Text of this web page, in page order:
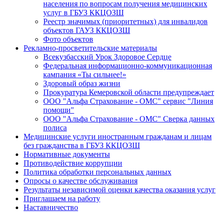
населения по вопросам получения медицинских
услуг в ГБУЗ ККЦОЗШ
Реестр значимых (приоритетных) для инвалидов
объектов ГАУЗ ККЦОЗШ
Фото объектов
Рекламно-просветительские материалы
Всекузбасский Урок Здоровое Сердце
Федеральная информационно-коммуникационная
кампания «Ты сильнее!»
Здоровый образ жизни
Прокуратура Кемеровской области предупреждает
ООО "Альфа Страхование - ОМС" сервис "Линия
помощи"
ООО "Альфа Страхование - ОМС" Сверка данных
полиса
Медицинские услуги иностранным гражданам и лицам
без гражданства в ГБУЗ ККЦОЗШ
Нормативные документы
Противодействие коррупции
Политика обработки персональных данных
Опросы о качестве обслуживания
Результаты независимой оценки качества оказания услуг
Приглашаем на работу
Наставничество